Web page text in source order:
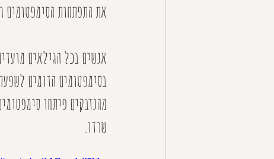
את התפתחות הסימפטומים רק 14 ימים לאחר
שרדו.